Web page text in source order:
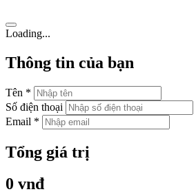
Loading...
Thông tin của bạn
Tên *
Số điện thoại
Email *
Tổng giá trị
0 vnđ